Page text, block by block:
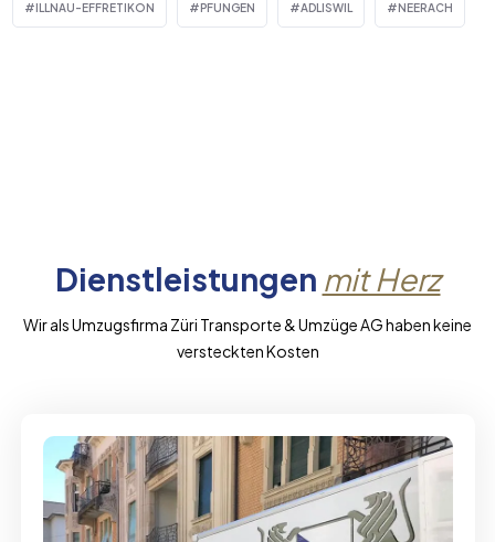
ILLNAU-EFFRETIKON PFUNGEN ADLISWIL NEERACH
Dienstleistungen mit Herz
Wir als Umzugsfirma Züri Transporte & Umzüge AG haben keine
versteckten Kosten